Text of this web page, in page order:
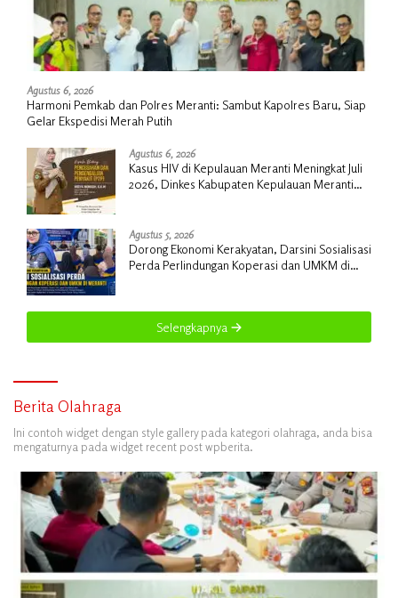
Agustus 6, 2026
Harmoni Pemkab dan Polres Meranti: Sambut Kapolres Baru, Siap
Gelar Ekspedisi Merah Putih
Agustus 6, 2026
Kasus HIV di Kepulauan Meranti Meningkat Juli
2026, Dinkes Kabupaten Kepulauan Meranti
Agustus 5, 2026
Dorong Ekonomi Kerakyatan, Darsini Sosialisasi
Perda Perlindungan Koperasi dan UMKM di
Selengkapnya
Berita Olahraga
Ini contoh widget dengan style gallery pada kategori olahraga, anda bisa
mengaturnya pada widget recent post wpberita.